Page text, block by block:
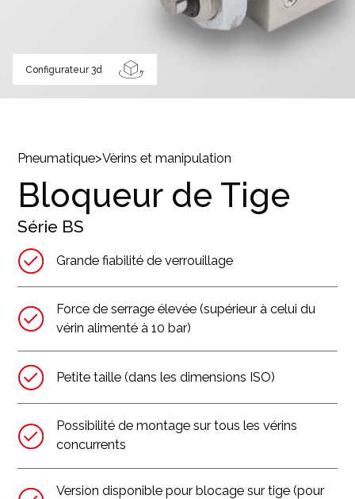
Configurateur 3d
Pneumatique>Vèrins et manipulation
Bloqueur de Tige
Série BS
Grande fiabilité de verrouillage
Force de serrage élevée (supérieur à celui du
vérin alimenté à 10 bar)
Petite taille (dans les dimensions ISO)
Possibilité de montage sur tous les vérins
concurrents
Version disponible pour blocage sur tige (pour